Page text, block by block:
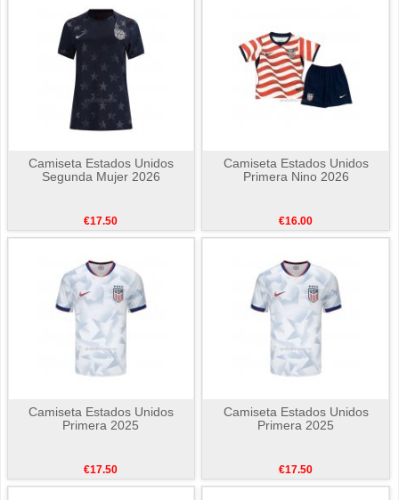
Camiseta Estados Unidos
Segunda Mujer 2026
€17.50
Camiseta Estados Unidos
Primera Nino 2026
€16.00
Camiseta Estados Unidos
Primera 2025
€17.50
Camiseta Estados Unidos
Primera 2025
€17.50